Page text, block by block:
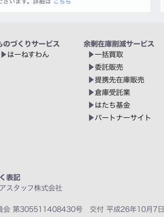
のづくりサービス
はーねすわん
余剰在庫削減サービス
一括買取
委託販売
提携先在庫販売
倉庫受託業
はたち基金
パートナーサイト
表記
スタッフ株式会社
会 第305511408430号 交付 平成26年10月7日